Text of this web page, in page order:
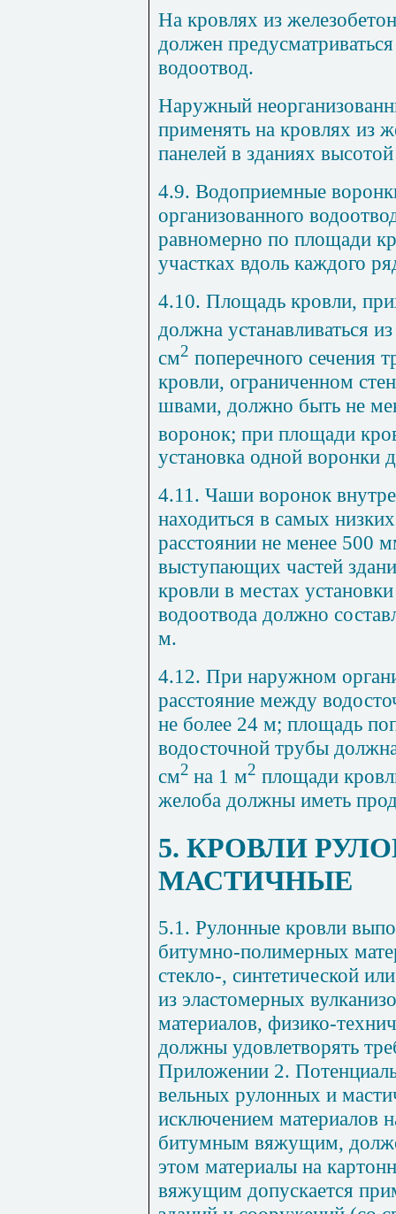
На кровлях из
должен
водоотвод.
Наружный
применять на кровлях из
панелей в зданиях
4.9. Водоприемные
организованного
равномерно по площади
участках вдоль каждого
4.10. Площадь кровли,
должна устанавливаться
см2 поперечно­го сечения
кров­ли, ограниченном
швами, должно быть не
воронок; при площади
установка одной во­ронки
4.11. Чаши воронок
находиться в самых
расстоянии не менее 500
выступающих частей
кровли в местах
водоотвода должно
м.
4.12. При наружном
расстояние между
не более 24 м; пло­щадь
водосточной тру­бы
см2 на 1 м2 площади
желоба должны иметь
5. КРОВЛИ
МАСТИЧНЫЕ
5.1. Рулонные кровли
битумно-полимерных
стекло-, синтетической
из эластомерных
материалов, физико-
должны удов­летворять
Приложении 2.
вельных рулонных и
исключением материалов
битумным вяжущим,
этом материалы на
вяжущим допускается